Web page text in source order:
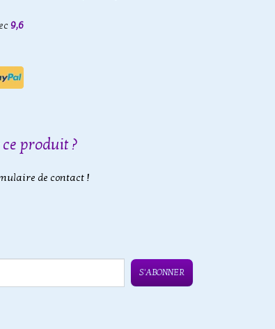
9,6
produit ?
de contact !
S'ABONNER